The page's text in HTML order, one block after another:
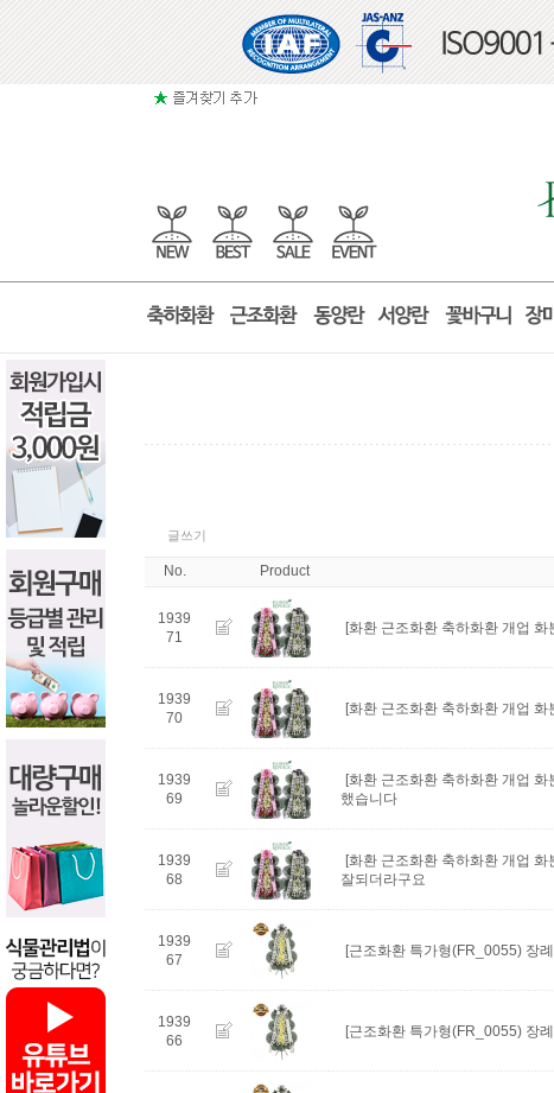
글쓰기
No. Product
1939
71
[화환 근조화환 축하화환 개업
1939
70
[화환 근조화환 축하화환 개업
1939
69
[화환 근조화환 축하화환 개업
했습니다
1939
68
[화환 근조화환 축하화환 개업
잘되더라구요
1939
67
[근조화환 특가형(FR_0055) 장
1939
66
[근조화환 특가형(FR_0055) 장